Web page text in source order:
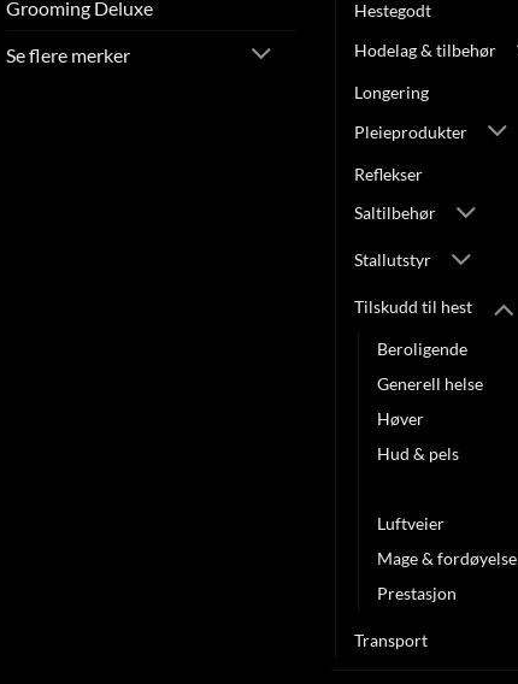
Grooming Deluxe
Se flere merker
Hestegodt
Hodelag & tilbehør
Longering
Pleieprodukter
Reflekser
Saltilbehør
Stallutstyr
Tilskudd til hest
Beroligende
Generell helse
Høver
Hud & pels
Luftveier
Mage & fordøyelse
Prestasjon
Transport